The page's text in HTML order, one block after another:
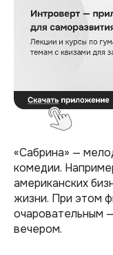
«Сабрина» —
комедии.
американских
жизни. При этом
очаровательным
вечером.